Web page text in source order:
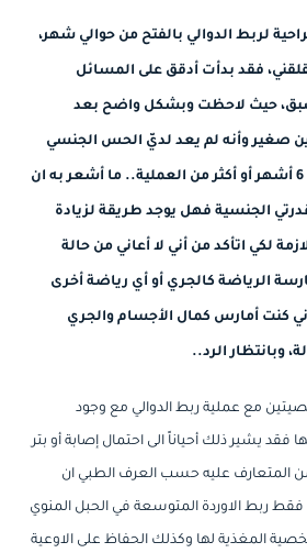
لربط الدوالي بالفتح من حوالي شهر،
فقد بدأت أدقق على المسائل
سبق، حيث لاحظت وبشكل واضح بعد
صغير وأنه لم يعد لديّ الحس الجنسي
الذي كان يوجد قبل فترة 6 أشهر أو أكثر من العملية.. ما أشعر به ان
الجنسية فهل يوجد طريقة لزيادة
لكي اتأكد من أني لا أعاني من حالة
الرياضة كالجري أو أي رياضة أخرى
كنت أمارس كمال الأجسام والجري
وبانتظار الرد..
مع عملية ربط الدوالي مع وجود
يشير ذلك أحياناً الى احتمال إصابة أو بتر
ومن المتعارف عليه حسب العرف الطبي ان
ربط الاوردة المتوسعة في الحبل المنوي
المغذية لها وكذلك الحفاظ على الاوعية